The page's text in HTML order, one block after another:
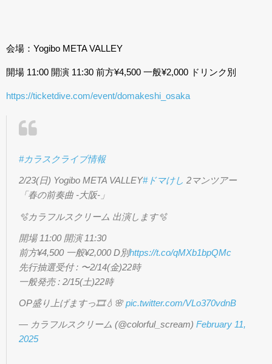
会場：Yogibo META VALLEY
開場 11:00 開演 11:30 前方¥4,500 一般¥2,000 ドリンク別
https://ticketdive.com/event/domakeshi_osaka
#カラスクライブ情報
2/23(日) Yogibo META VALLEY#ドマけし 2マンツアー
「春の前奏曲 -大阪-」
🫧カラフルスクリーム 出演します🫧
開場 11:00 開演 11:30
前方¥4,500 一般¥2,000 D別https://t.co/qMXb1bpQMc
先行抽選受付 : 〜2/14(金)22時
一般発売 : 2/15(土)22時
OP盛り上げますっ🎞️💧🌸pic.twitter.com/VLo370vdnB
— カラフルスクリーム (@colorful_scream) February 11,
2025